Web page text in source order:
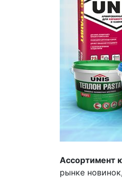
Ассортимент
рынке новинок,